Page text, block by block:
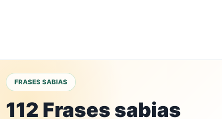
FRASES SABIAS
112 Frases sabias